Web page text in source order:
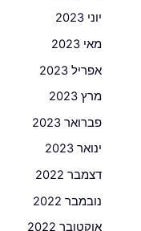
יוני 2023
מאי 2023
אפריל 2023
מרץ 2023
פברואר 2023
ינואר 2023
דצמבר 2022
נובמבר 2022
אוקטובר 2022